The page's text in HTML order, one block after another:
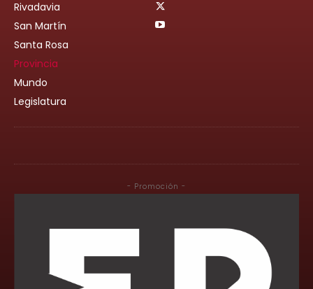
Rivadavia
San Martín
Santa Rosa
Provincia
Mundo
Legislatura
- Promoción -